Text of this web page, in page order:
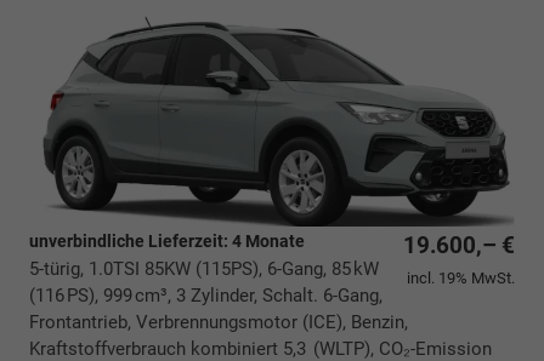
19.600,– €
incl. 19% MwSt.
unverbindliche Lieferzeit: 4 Monate
5-türig, 1.0TSI 85KW (115PS), 6-Gang, 85 kW
(116 PS), 999 cm³, 3 Zylinder, Schalt. 6-Gang,
Frontantrieb, Verbrennungsmotor (ICE), Benzin,
Kraftstoffverbrauch kombiniert 5,3 (WLTP), CO₂-Emission